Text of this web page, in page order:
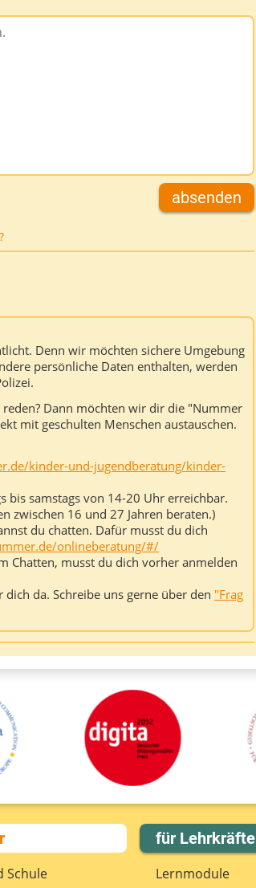
absenden
Denn wir möchten sichere Umgebung
persönliche Daten enthalten, werden
Dann möchten wir dir die "Nummer
mit geschulten Menschen austauschen.
kinder-und-jugendberatung/kinder-
bis samstags von 14-20 Uhr erreichbar.
zwischen 16 und 27 Jahren beraten.)
du chatten. Dafür musst du dich
onlineberatung/#/
Chatten, musst du dich vorher anmelden
da. Schreibe uns gerne über den "Frag
Schule
für Lehrkräfte
Lernmodule